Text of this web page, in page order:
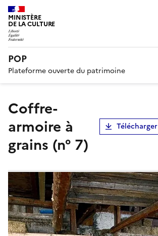
MINISTÈRE
DE LA CULTURE
POP
Plateforme ouverte du patrimoine
coffre-
armoire à
grains (n° 7)
Télécharger